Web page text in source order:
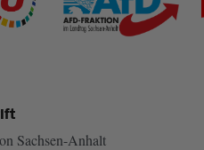
Sachsen-Anhalt